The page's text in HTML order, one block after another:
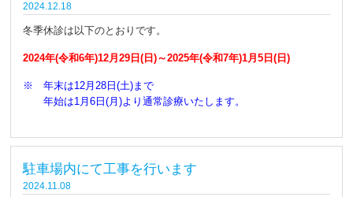
2024.12.18
冬季休診は以下のとおりです。
2024年(令和6年)12月29日(日)～2025年(令和7年)1月5日(日)
※ 年末は12月28日(土)まで
年始は1月6日(月)より通常診療いたします。
駐車場内にて工事を行います
2024.11.08